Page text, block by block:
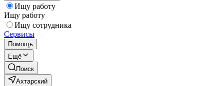
Ищу работу
Ищу работу
Ищу сотрудника
Сервисы
Помощь
Ещё
Поиск
Ахтарский